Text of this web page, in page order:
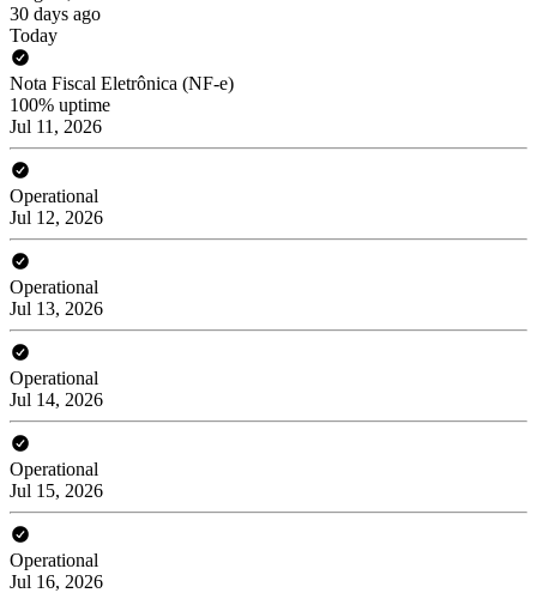
30 days ago
Today
Nota Fiscal Eletrônica (NF-e)
100% uptime
Jul 11, 2026
Operational
Jul 12, 2026
Operational
Jul 13, 2026
Operational
Jul 14, 2026
Operational
Jul 15, 2026
Operational
Jul 16, 2026